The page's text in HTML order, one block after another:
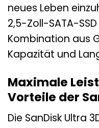
neues Leben
2,5-Zoll-SATA-
Kombination aus
Kapazität und
Maximale
Vorteile der
Die SanDisk Ultra